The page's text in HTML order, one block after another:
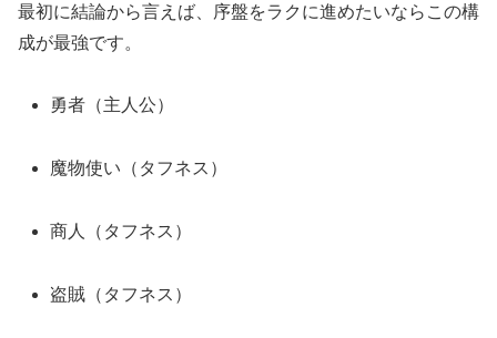
最初に結論から言えば、序盤をラクに進めたいならこの構
成が最強です。
勇者（主人公）
魔物使い（タフネス）
商人（タフネス）
盗賊（タフネス）